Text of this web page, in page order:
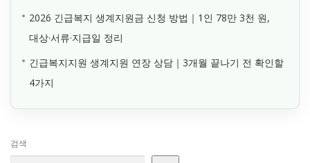
2026 긴급복지 생계지원금 신청 방법｜1인 78만 3천 원,
대상·서류·지급일 정리
긴급복지지원 생계지원 연장 상담｜3개월 끝나기 전 확인할
4가지
검색